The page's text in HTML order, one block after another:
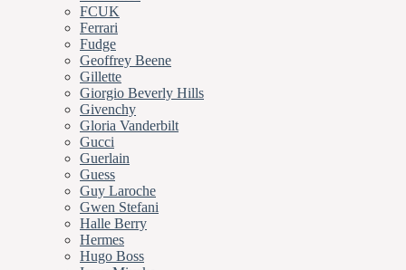
FCUK
Ferrari
Fudge
Geoffrey Beene
Gillette
Giorgio Beverly Hills
Givenchy
Gloria Vanderbilt
Gucci
Guerlain
Guess
Guy Laroche
Gwen Stefani
Halle Berry
Hermes
Hugo Boss